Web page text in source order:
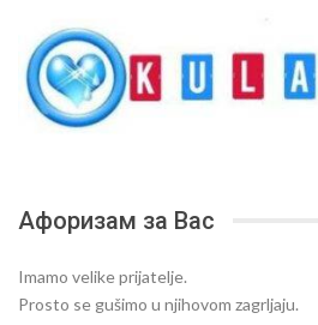
Афоризам за Вас
Imamo velike prijatelje.
Prosto se gušimo u njihovom zagrljaju.